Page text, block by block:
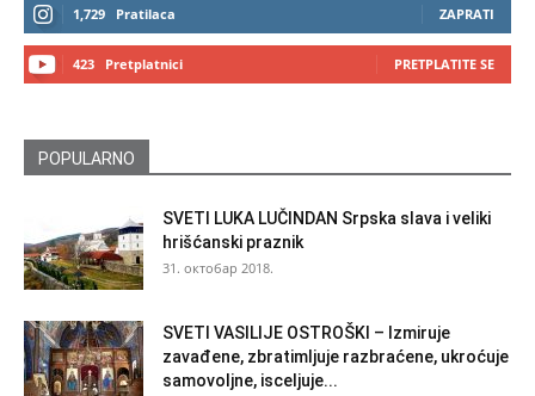
1,729 Pratilaca ZAPRATI
423 Pretplatnici PRETPLATITE SE
POPULARNO
SVETI LUKA LUČINDAN Srpska slava i veliki
hrišćanski praznik
31. октобар 2018.
SVETI VASILIJE OSTROŠKI – Izmiruje
zavađene, zbratimljuje razbraćene, ukroćuje
samovoljne, isceljuje...